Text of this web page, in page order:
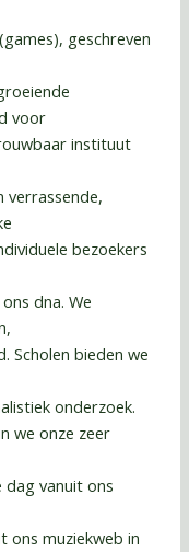
geschreven
voor
instituut
verrassende,
bezoekers
dna. We
Scholen bieden we
onderzoek.
we onze zeer
vanuit ons
ons muziekweb in